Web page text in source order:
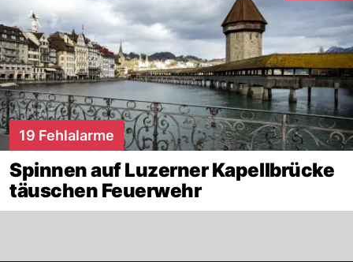
19 Fehlalarme
Spinnen auf Luzerner Kapellbrücke
täuschen Feuerwehr